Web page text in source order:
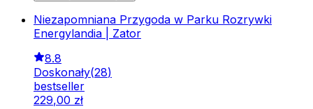
Niezapomniana Przygoda w Parku Rozrywki
Energylandia | Zator
8.8
Doskonały(28)
bestseller
229,00 zł